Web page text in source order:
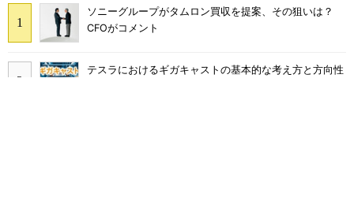
ソニーグループがタムロン買収を提案、その狙いは？
CFOがコメント
テスラにおけるギガキャストの基本的な考え方と方向性